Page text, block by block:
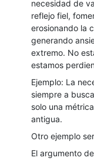
necesidad de
reflejo fiel,
erosionando la
generando
extremo. No
estamos
Ejemplo: La
siempre a
solo una
antigua.
Otro ejemplo
El argumento